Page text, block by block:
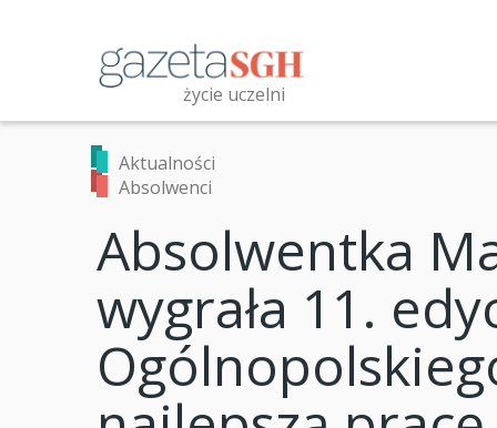
życie uczelni
Przeszukaj witrynę
Aktualności
Absolwenci
Absolwentka
wygrała 11.